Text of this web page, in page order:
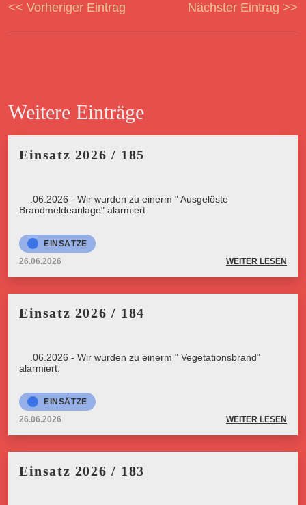
<< Vorheriger Eintrag Nächster Eintrag >>
Weitere Einträge
Einsatz 2026 / 185
26.06.2026 - Wir wurden zu einerm " Ausgelöste
Brandmeldeanlage" alarmiert.
EINSÄTZE
26.06.2026
WEITER LESEN
Einsatz 2026 / 184
26.06.2026 - Wir wurden zu einerm " Vegetationsbrand"
alarmiert.
EINSÄTZE
26.06.2026
WEITER LESEN
Einsatz 2026 / 183